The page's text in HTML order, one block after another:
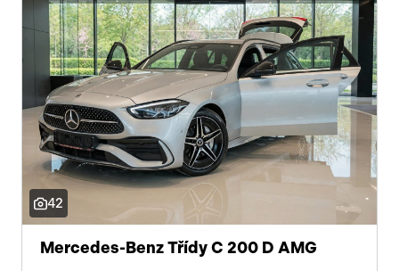
42
Mercedes-Benz Třídy C 200 D AMG